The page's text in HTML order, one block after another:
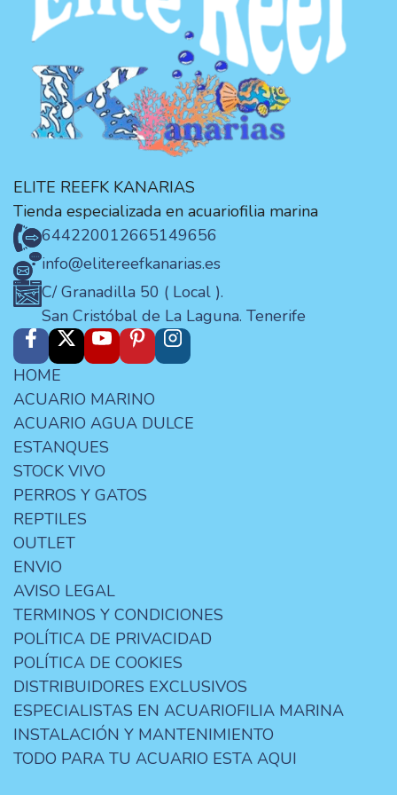
ELITE REEFK KANARIAS
Tienda especializada en acuariofilia marina
644220012665149656
info@elitereefkanarias.es
C/ Granadilla 50 ( Local ).
San Cristóbal de La Laguna. Tenerife
HOME
ACUARIO MARINO
ACUARIO AGUA DULCE
ESTANQUES
STOCK VIVO
PERROS Y GATOS
REPTILES
OUTLET
ENVIO
AVISO LEGAL
TERMINOS Y CONDICIONES
POLÍTICA DE PRIVACIDAD
POLÍTICA DE COOKIES
DISTRIBUIDORES EXCLUSIVOS
ESPECIALISTAS EN ACUARIOFILIA MARINA
INSTALACIÓN Y MANTENIMIENTO
TODO PARA TU ACUARIO ESTA AQUI